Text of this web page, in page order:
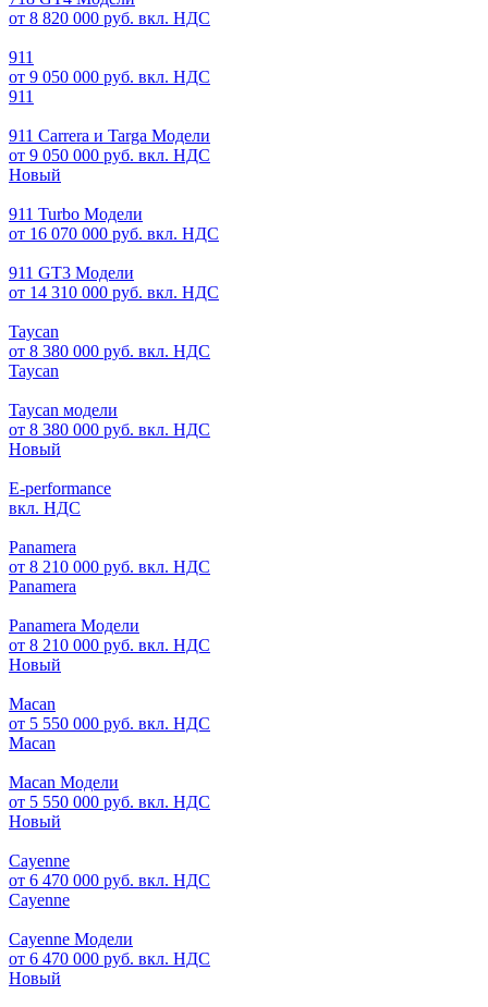
от 8 820 000 руб. вкл. НДС
911
от 9 050 000 руб. вкл. НДС
911
911 Carrera и Targa Модели
от 9 050 000 руб. вкл. НДС
Новый
911 Turbo Модели
от 16 070 000 руб. вкл. НДС
911 GT3 Модели
от 14 310 000 руб. вкл. НДС
Taycan
от 8 380 000 руб. вкл. НДС
Taycan
Taycan модели
от 8 380 000 руб. вкл. НДС
Новый
E-performance
вкл. НДС
Panamera
от 8 210 000 руб. вкл. НДС
Panamera
Panamera Модели
от 8 210 000 руб. вкл. НДС
Новый
Macan
от 5 550 000 руб. вкл. НДС
Macan
Macan Модели
от 5 550 000 руб. вкл. НДС
Новый
Cayenne
от 6 470 000 руб. вкл. НДС
Cayenne
Cayenne Модели
от 6 470 000 руб. вкл. НДС
Новый